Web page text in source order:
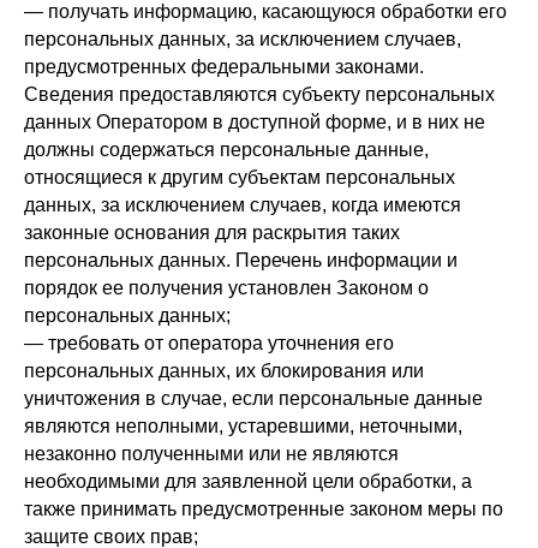
— получать информацию, касающуюся обработки его
персональных данных, за исключением случаев,
предусмотренных федеральными законами.
Сведения предоставляются субъекту персональных
данных Оператором в доступной форме, и в них не
должны содержаться персональные данные,
относящиеся к другим субъектам персональных
данных, за исключением случаев, когда имеются
законные основания для раскрытия таких
персональных данных. Перечень информации и
порядок ее получения установлен Законом о
персональных данных;
— требовать от оператора уточнения его
персональных данных, их блокирования или
уничтожения в случае, если персональные данные
являются неполными, устаревшими, неточными,
незаконно полученными или не являются
необходимыми для заявленной цели обработки, а
также принимать предусмотренные законом меры по
защите своих прав;